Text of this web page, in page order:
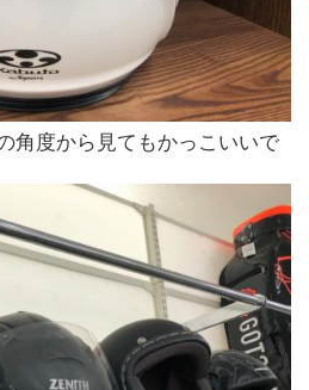
角度から見てもかっこいいで